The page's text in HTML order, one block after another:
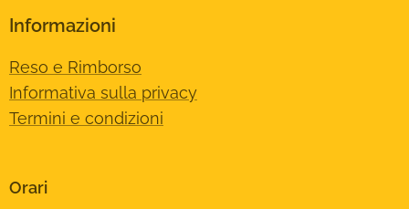
Informazioni
Reso e Rimborso
Informativa sulla privacy
Termini e condizioni
Orari